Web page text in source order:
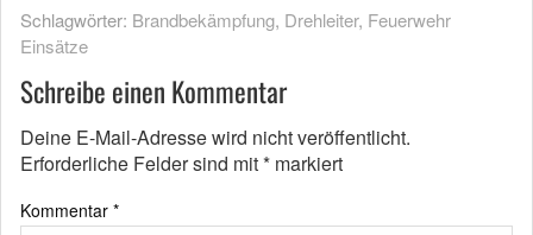
Schlagwörter: Brandbekämpfung, Drehleiter, Feuerwehr
Einsätze
Schreibe einen Kommentar
Deine E-Mail-Adresse wird nicht veröffentlicht.
Erforderliche Felder sind mit* markiert
Kommentar *